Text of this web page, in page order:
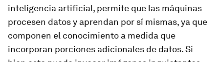
inteligencia artificial, permite que las máquinas
procesen datos y aprendan por sí mismas, ya que
componen el conocimiento a medida que
incorporan porciones adicionales de datos. Si